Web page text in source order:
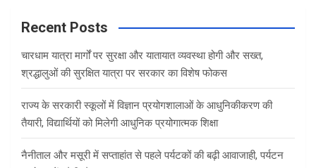
c
Recent Posts
चारधाम यात्रा मार्गों पर सुरक्षा और यातायात व्यवस्था होगी और सख्त,
श्रद्धालुओं की सुरक्षित यात्रा पर सरकार का विशेष फोकस
राज्य के सरकारी स्कूलों में विज्ञान प्रयोगशालाओं के आधुनिकीकरण की
तैयारी, विद्यार्थियों को मिलेगी आधुनिक प्रयोगात्मक शिक्षा
नैनीताल और मसूरी में सप्ताहांत से पहले पर्यटकों की बढ़ी आवाजाही, पर्यटन